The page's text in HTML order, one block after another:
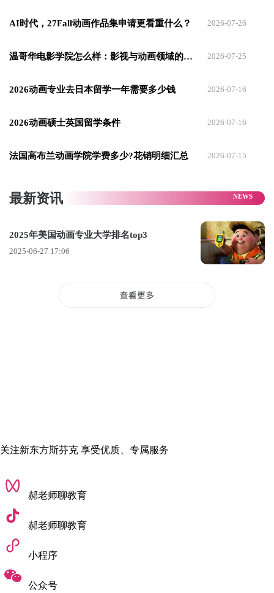
业却比 CalArts 稍微好进一些。
生在3D角色动画、数字建模、灯光照明等方面培养自己独特风
运动媒体、交互式设计和游戏开发、声音设计等，通过与不同
此外，SCAD 也提供与动画影视公司的合作机会，以及各行业
许多著名品牌设计师，迪士尼、皮克斯、20世纪福克斯动画师
都出自该学校，学生毕业后也都普遍遍布在好莱坞的各大主流
瑞林艺术学院的动画设计实力超群，其电脑动画专业不仅是教
学生如何设计动画，更注重复合型能力的培养：
无论是角色设计、场景创作还是后期特效，都有系统的学习安
排，学生们将学习如何创建角色并讲述他们的故事，以及设
计、绘画、建模、纹理、动画、灯光、合成和编辑原创电影等
AI时代，27Fall动画作品集申请更看重什么？ 2026-07-26
温哥华电影学院怎么样：影视与动画领域的顶尖存在 2026-07-25
2026动画专业去日本留学一年需要多少钱 2026-07-16
2026动画硕士英国留学条件 2026-07-16
法国高布兰动画学院学费多少?花销明细汇总 2026-07-15
最新资讯
2025年美国动画专业大学排名top3
2025-06-27 17:06
关注新东方斯芬克 享受优质、专属服务
郝老师聊教育
郝老师聊教育
小程序
公众号